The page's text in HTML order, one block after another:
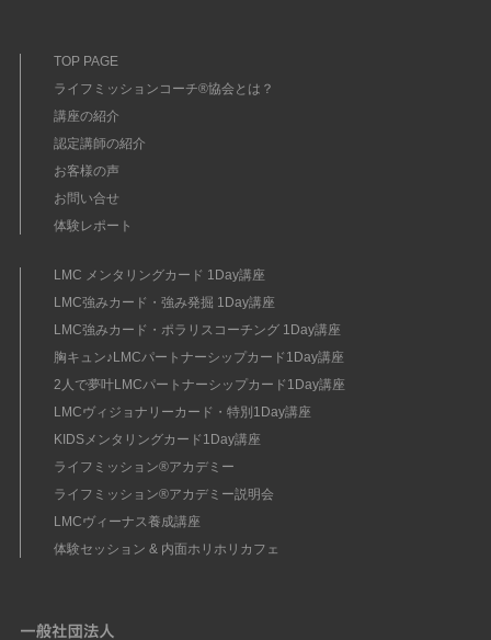
TOP PAGE
ライフミッションコーチ®協会とは？
講座の紹介
認定講師の紹介
お客様の声
お問い合せ
体験レポート
LMC メンタリングカード 1Day講座
LMC強みカード・強み発掘 1Day講座
LMC強みカード・ポラリスコーチング 1Day講座
胸キュン♪LMCパートナーシップカード1Day講座
2人で夢叶LMCパートナーシップカード1Day講座
LMCヴィジョナリーカード・特別1Day講座
KIDSメンタリングカード1Day講座
ライフミッション®︎アカデミー
ライフミッション®︎アカデミー説明会
LMCヴィーナス養成講座
体験セッション & 内面ホリホリカフェ